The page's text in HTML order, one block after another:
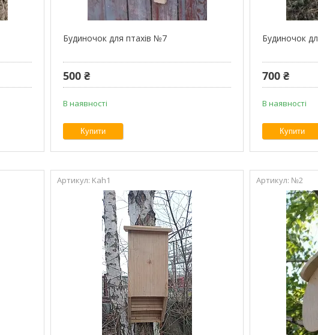
Будиночок для птахів №7
500 ₴
В наявності
Купити
Будиночок
700 ₴
В наявності
Купити
Kah1 №2